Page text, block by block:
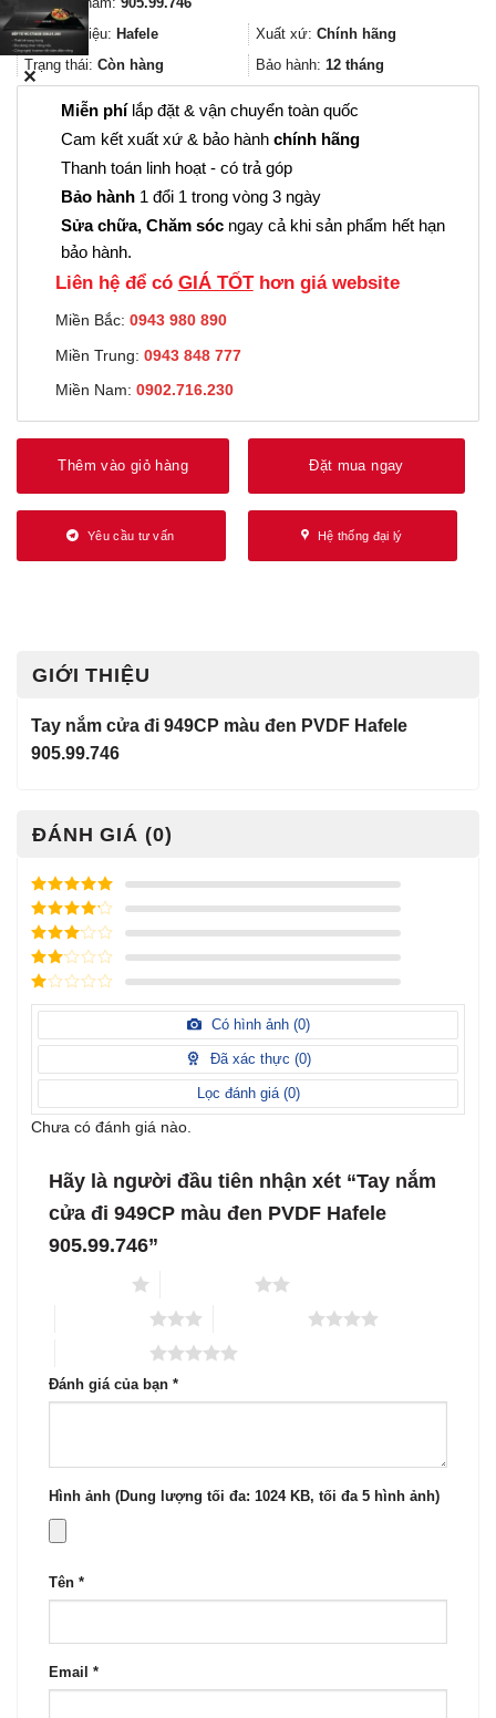
882.000₫.là:
661.000₫.
Thương hiệu: Hafele Xuất xứ: Chính hãng
Trạng thái: Còn hàng Bảo hành: 12 tháng
Miễn phílắp đặt & vận chuyển toàn quốc
Cam kết xuất xứ & bảo hành chính hãng
Thanh toán linh hoạt - có trả góp
Bảo hành 1 đổi 1 trong vòng 3 ngày
Sửa chữa, Chăm sóc ngay cả khi sản phẩm hết hạn
bảo hành.
Liên hệ để có GIÁ TỐThơn giá website
Miền Bắc: 0943 980 890
Miền Trung: 0943 848 777
Miền Nam: 0902.716.230
Thêm vào giỏ hàng Đặt mua ngay
Yêu cầu tư vấn Hệ thống đại lý
GIỚI THIỆU
Tay nắm cửa đi 949CP màu đen PVDF Hafele
905.99.746
ĐÁNH GIÁ (0)
Được xếp
hạng
5
sao
Được xếp
hạng
sao
Được
xếp
hạng3
5 sao
Được
hạng
sao
Được
1
sao
Có hình ảnh (0)
Đã xác thực (0)
Lọc đánh giá (0)
Chưa có đánh giá nào.
Hãy là người đầu tiên nhận xét “Tay nắm
cửa đi 949CP màu đen PVDF Hafele
905.99.746”
Đánh giá của bạn *
Hình ảnh (Dung lượng tối đa: 1024 KB, tối đa 5 hình ảnh)
Tên *
Email *
✕